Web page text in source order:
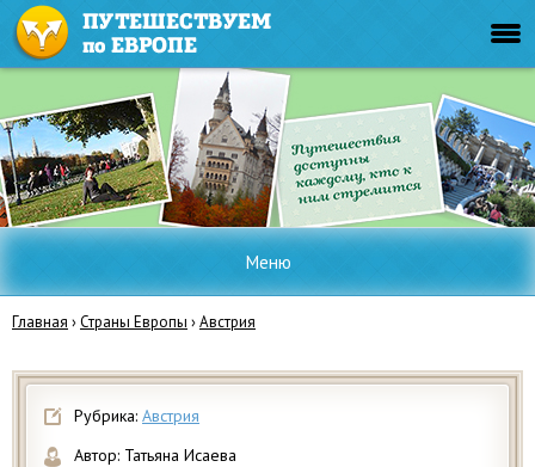
Меню
Главная ›Страны Европы ›Австрия
Рубрика: Австрия
Автор: Татьяна Исаева